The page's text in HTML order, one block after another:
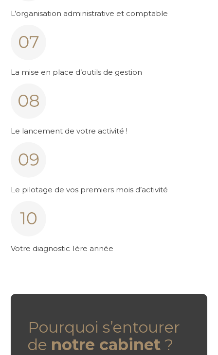
L’organisation administrative et comptable
La mise en place d’outils de gestion
Le lancement de votre activité !
Le pilotage de vos premiers mois d’activité
Votre diagnostic 1ère année
Pourquoi s’entourer
de notre cabinet?